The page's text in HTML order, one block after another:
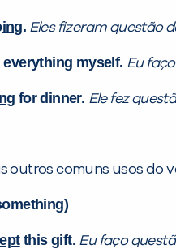
ing. Eles fizeram questão
everything myself. Eu
for dinner. Ele fez
outros comuns usos do
this gift. Eu faço